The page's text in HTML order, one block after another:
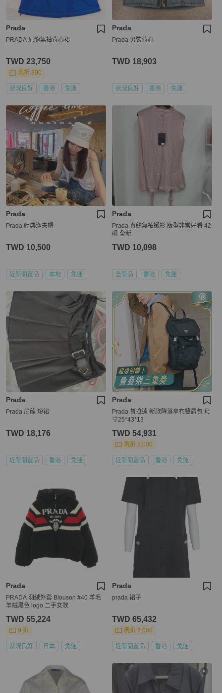
Prada
PRADA 尼龍無袖背心裙
TWD 23,750
現折 800
狀況良好 香港 免運
Prada
Prada 男裝背心
TWD 18,903
狀況良好 香港 免運
Prada
Prada 經典漁夫帽
TWD 10,500
近新閒置品 本地 免運
Prada
Prada 真絲無袖襯衫 版型非常好看 42
碼 全新
TWD 10,098
全新品 香港 免運
Prada
Prada 尼龍 短裙
TWD 18,176
近新閒置品 香港 免運
Prada
Prada 普拉達 新款降落傘布雙肩包 尺
寸25*43*13
TWD 54,931
現折 2,000
近新閒置品 香港 免運
Prada
PRADA 羽絨外套 Blouson #40 羊毛
羊絨黑色 logo 二手女款
TWD 55,224
9 折
狀況良好 日本 免運
Prada
prada 裙子
TWD 65,432
現折 2,000
近新閒置品 香港 免運